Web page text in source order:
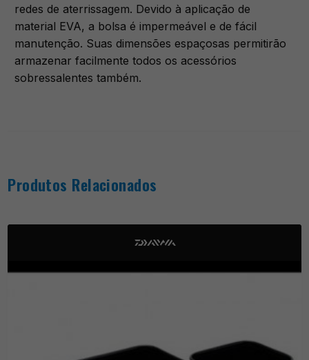
redes de aterrissagem. Devido à aplicação de
material EVA, a bolsa é impermeável e de fácil
manutenção. Suas dimensões espaçosas permitirão
armazenar facilmente todos os acessórios
sobressalentes também.
Produtos Relacionados